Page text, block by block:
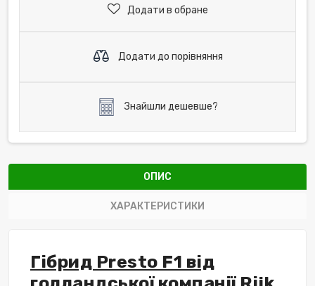
Додати в обране
Додати до порівняння
Знайшли дешевше?
ОПИС
ХАРАКТЕРИСТИКИ
Гібрид Presto F1 від